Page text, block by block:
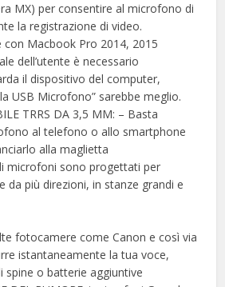
MX) per consentire al microfono di
la registrazione di video.
Macbook Pro 2014, 2015
dell’utente è necessario
il dispositivo del computer,
USB Microfono” sarebbe meglio.
TRRS DA 3,5 MM: – Basta
al telefono o allo smartphone
alla maglietta
microfoni sono progettati per
da più direzioni, in stanze grandi e
fotocamere come Canon e così via
istantaneamente la tua voce,
spine o batterie aggiuntive